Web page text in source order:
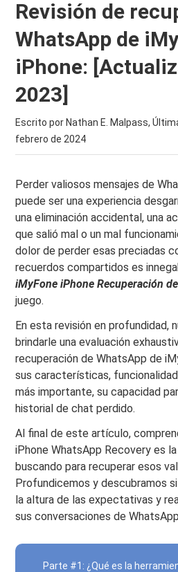
Revisión de
WhatsApp de
iPhone:
2023]
Escrito por Nathan E. Malpass,
febrero de 2024
Perder valiosos mensajes de
puede ser una experiencia
una eliminación accidental, una
que salió mal o un mal
dolor de perder esas preciadas
recuerdos compartidos es
iMyFone iPhone Recuperación
juego.
En esta revisión en profundidad,
brindarle una evaluación
recuperación de WhatsApp de
sus características,
más importante, su capacidad
historial de chat perdido.
Al final de este artículo,
iPhone WhatsApp Recovery es
buscando para recuperar esos
Profundicemos y descubramos
la altura de las expectativas y
sus conversaciones de
Parte #1: ¿Qué es la